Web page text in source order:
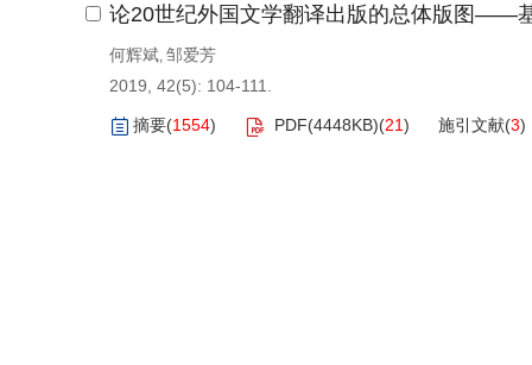
论20世纪外国文学翻译出版的总体版图——
何辉斌, 邹爱芳
2019, 42(5): 104-111.
摘要(1554) PDF(4448KB)(21) 施引文献(3)